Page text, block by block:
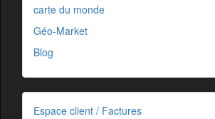
carte du monde
Géo-Market
Blog
Espace client / Factures